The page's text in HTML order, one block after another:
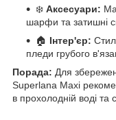
❄️ Аксесуари:
шарфи та затишні
🏠 Інтер'єр:
пледи грубого
Порада: Для
Superlana Maxi
в прохолодній воді та